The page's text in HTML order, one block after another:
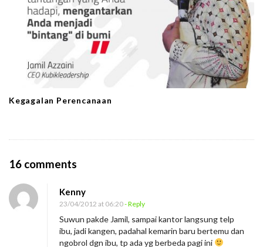
Kegagalan Perencanaan
16 comments
L
s
t
Kenny
23/04/2012 at 06:20- Reply
Suwun pakde Jamil, sampai kantor langsung telp
ibu, jadi kangen, padahal kemarin baru bertemu dan
ngobrol dgn ibu, tp ada yg berbeda pagi ini